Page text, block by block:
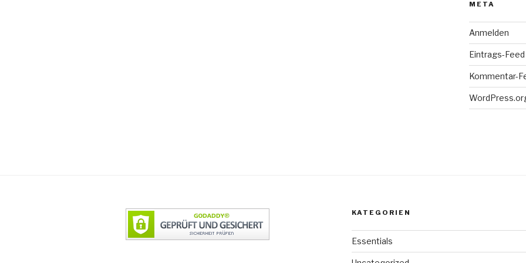
META
Anmelden
Eintrags-Feed
Kommentar-
KATEGORIEN
Essentials